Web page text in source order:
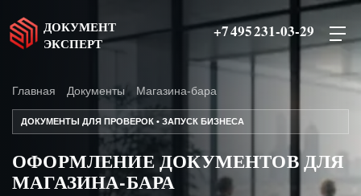
ДОКУМЕНТ
ЭКСПЕРТ
+7 495 231-03-29
Главная Документы Магазина-бара
ДОКУМЕНТЫ ДЛЯ ПРОВЕРОК • ЗАПУСК БИЗНЕСА
ОФОРМЛЕНИЕ ДОКУМЕНТОВ ДЛЯ
МАГАЗИНА-БАРА